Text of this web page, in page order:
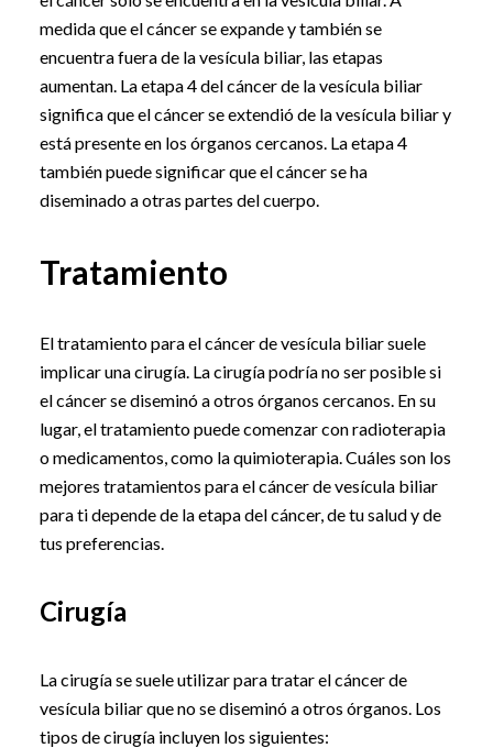
medida que el cáncer se expande y también se
encuentra fuera de la vesícula biliar, las etapas
aumentan. La etapa 4 del cáncer de la vesícula biliar
significa que el cáncer se extendió de la vesícula biliar y
está presente en los órganos cercanos. La etapa 4
también puede significar que el cáncer se ha
diseminado a otras partes del cuerpo.
Tratamiento
El tratamiento para el cáncer de vesícula biliar suele
implicar una cirugía. La cirugía podría no ser posible si
el cáncer se diseminó a otros órganos cercanos. En su
lugar, el tratamiento puede comenzar con radioterapia
o medicamentos, como la quimioterapia. Cuáles son los
mejores tratamientos para el cáncer de vesícula biliar
para ti depende de la etapa del cáncer, de tu salud y de
tus preferencias.
Cirugía
La cirugía se suele utilizar para tratar el cáncer de
vesícula biliar que no se diseminó a otros órganos. Los
tipos de cirugía incluyen los siguientes: